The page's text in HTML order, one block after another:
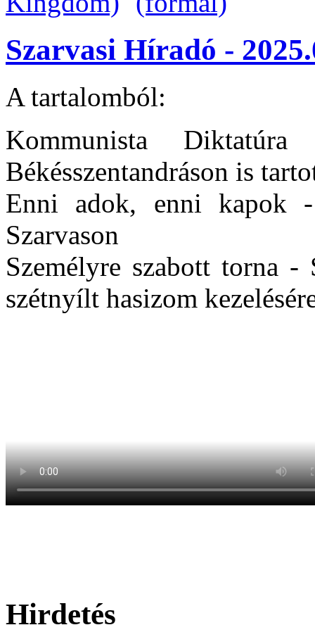
Szarvasi Híradó -
A tartalomból:
Kommunista
Békésszentandráson is
Enni adok, enni kapok
Szarvason
Személyre szabott torna -
szétnyílt hasizom
Hirdetés